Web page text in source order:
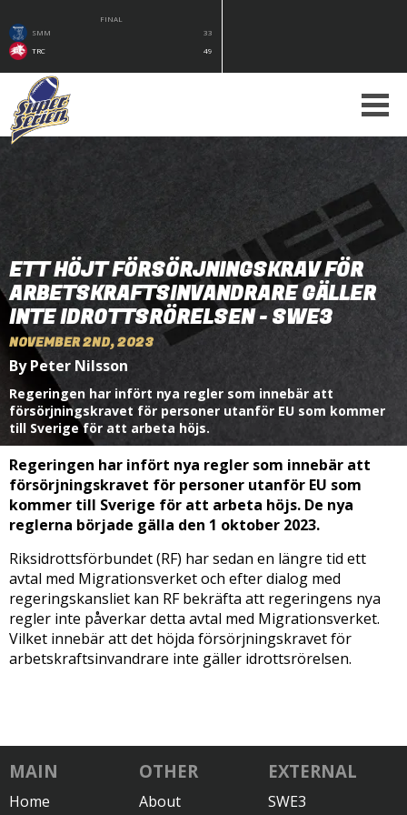
FINAL
SMM
33
TRC
49
ETT HÖJT FÖRSÖRJNINGSKRAV FÖR
ARBETSKRAFTSINVANDRARE GÄLLER
INTE IDROTTSRÖRELSEN - SWE3
NOVEMBER 2ND, 2023
By Peter Nilsson
Regeringen har infört nya regler som innebär att
försörjningskravet för personer utanför EU som kommer
till Sverige för att arbeta höjs.
Regeringen har infört nya regler som innebär att
försörjningskravet för personer utanför EU som
kommer till Sverige för att arbeta höjs. De nya
reglerna började gälla den 1 oktober 2023.
Riksidrottsförbundet (RF) har sedan en längre tid ett
avtal med Migrationsverket och efter dialog med
regeringskansliet kan RF bekräfta att regeringens nya
regler inte påverkar detta avtal med Migrationsverket.
Vilket innebär att det höjda försörjningskravet för
arbetskraftsinvandrare inte gäller idrottsrörelsen.
MAIN
Home
OTHER
About
EXTERNAL
SWE3